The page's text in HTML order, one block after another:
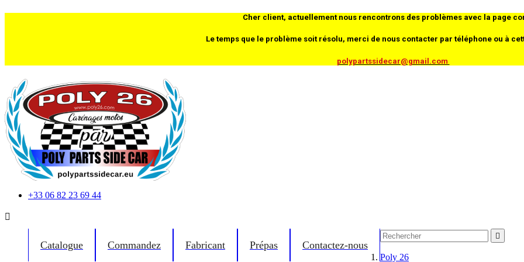
Cher client, actuellement nous rencontrons des problèmes avec la page
Le temps que le problème soit résolu, merci de nous contacter par téléphone ou à
polypartssidecar@gmail.com
+33 06 82 23 69 44

Catalogue Commandez Fabricant Prépas Contactez-nous

Poly 26